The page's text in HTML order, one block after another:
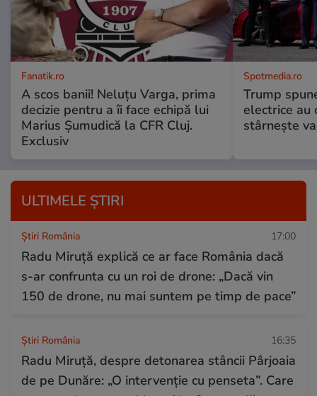
Fanatik.ro
A scos banii! Neluțu Varga, prima
decizie pentru a îi face echipă lui
Marius Șumudică la CFR Cluj.
Exclusiv
Spotmedia.ro
Trump
electrice au
stârnește
ULTIMELE ȘTIRI
Știri România 17:00
Radu Miruță explică ce ar face România dacă
s-ar confrunta cu un roi de drone: „Dacă vin
150 de drone, nu mai suntem pe timp de pace”
Știri România 16:35
Radu Miruță, despre detonarea stâncii Pârjoaia
de pe Dunăre: „O intervenție cu penseta”. Care